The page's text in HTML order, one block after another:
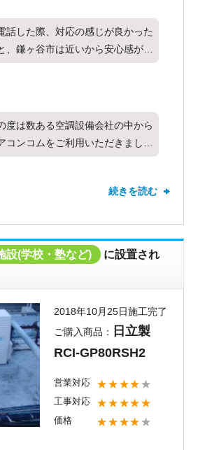
話した際、対応の感じが良かった
、鎌ヶ谷市は近いから安心感があ
でお願いしました。とても良かっ
度は数ある空調設備会社の中から
コンコムをご利用いただきまして
がとうございました。今回は東芝
ングル・6馬力 を設置させていた
しく思います。その後、設置した
機は快適にお使い頂けております
絡ください。今後ともエアコンコ
どうぞよろしくお願いいたしま
続きを読む
設(学校・塾など)
に設置され
2018年10月25日施工完了
ご購入商品：
日立製
RCI-GP80RSH2
営業対応 ★★★★★
工事対応 ★★★★★
価格 ★★★★★